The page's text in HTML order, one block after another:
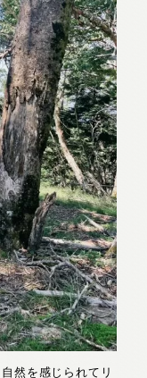
然を感じられてリ